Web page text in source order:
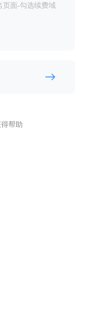
页面-勾选续费域
帮助